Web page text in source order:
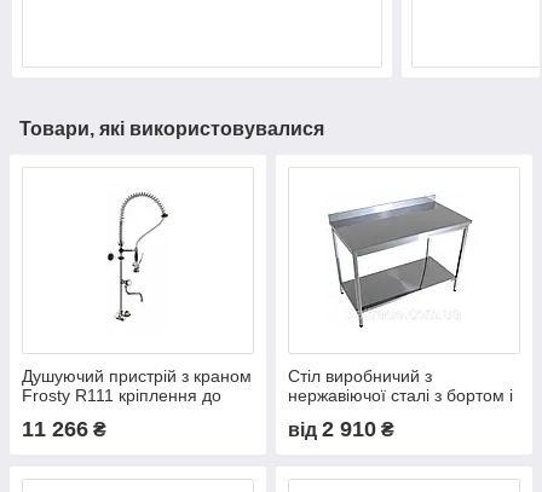
Товари, які використовувалися
Душуючий пристрій з краном
Frosty R111 кріплення до
11 266 ₴
Стіл виробничий з
нержавіючої сталі з бортом і
від2 910 ₴